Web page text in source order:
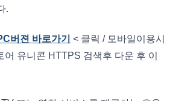
.
버젼 바로가기 < 클릭 / 모바일이용시
유니콘 HTTPS 검색후 다운 후 이